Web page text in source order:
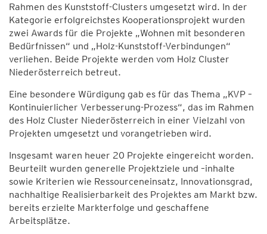
Rahmen des Kunststoff-Clusters umgesetzt wird. In der
Kategorie erfolgreichstes Kooperationsprojekt wurden
zwei Awards für die Projekte „Wohnen mit besonderen
Bedürfnissen“ und „Holz-Kunststoff-Verbindungen“
verliehen. Beide Projekte werden vom Holz Cluster
Niederösterreich betreut.
Eine besondere Würdigung gab es für das Thema „KVP –
Kontinuierlicher Verbesserung-Prozess“, das im Rahmen
des Holz Cluster Niederösterreich in einer Vielzahl von
Projekten umgesetzt und vorangetrieben wird.
Insgesamt waren heuer 20 Projekte eingereicht worden.
Beurteilt wurden generelle Projektziele und –inhalte
sowie Kriterien wie Ressourceneinsatz, Innovationsgrad,
nachhaltige Realisierbarkeit des Projektes am Markt bzw.
bereits erzielte Markterfolge und geschaffene
Arbeitsplätze.